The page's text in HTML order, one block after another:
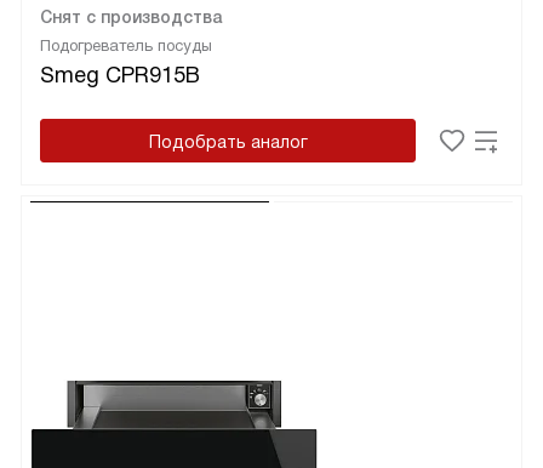
Подогреватель посуды
Smeg CPR915B
Снят с производства
Подобрать аналог